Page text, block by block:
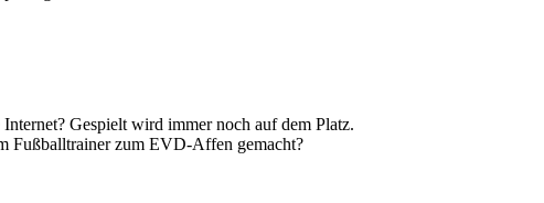
Gespielt wird immer noch auf dem Platz.
Fußballtrainer zum EVD-Affen gemacht?